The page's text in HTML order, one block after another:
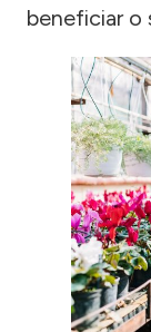
beneficiar o